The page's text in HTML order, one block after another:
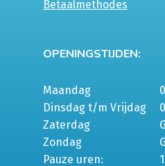
Betaalmethodes
OPENINGSTIJDEN:
Maandag
Dinsdag t/m Vrijdag
Zaterdag
Zondag
Pauze uren: